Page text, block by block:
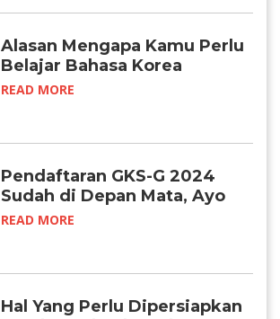
Alasan Mengapa Kamu Perlu
Belajar Bahasa Korea
READ MORE
Pendaftaran GKS-G 2024
Sudah di Depan Mata, Ayo
Persiapkan Diri!
READ MORE
Hal Yang Perlu Dipersiapkan